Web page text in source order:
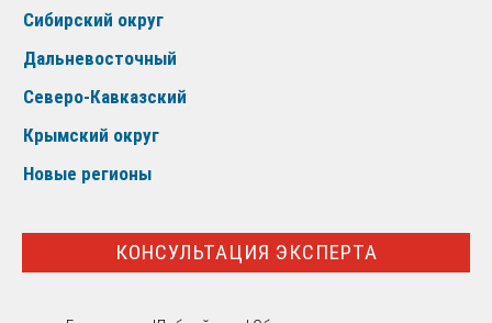
Сибирский округ
Дальневосточный
Северо-Кавказский
Крымский округ
Новые регионы
КОНСУЛЬТАЦИЯ ЭКСПЕРТА